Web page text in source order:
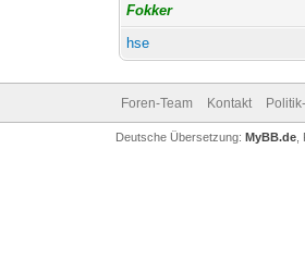
Fokker
hse
Foren-Team Kontakt
Deutsche Übersetzung: MyBB.de,